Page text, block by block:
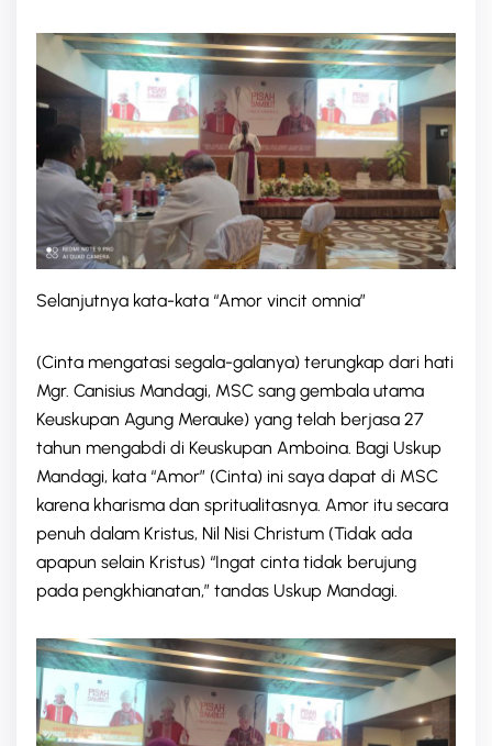
Selanjutnya kata-kata “Amor vincit omnia”
(Cinta mengatasi segala-galanya) terungkap dari hati
Mgr. Canisius Mandagi, MSC sang gembala utama
Keuskupan Agung Merauke) yang telah berjasa 27
tahun mengabdi di Keuskupan Amboina. Bagi Uskup
Mandagi, kata “Amor” (Cinta) ini saya dapat di MSC
karena kharisma dan spritualitasnya. Amor itu secara
penuh dalam Kristus, Nil Nisi Christum (Tidak ada
apapun selain Kristus) “Ingat cinta tidak berujung
pada pengkhianatan,” tandas Uskup Mandagi.